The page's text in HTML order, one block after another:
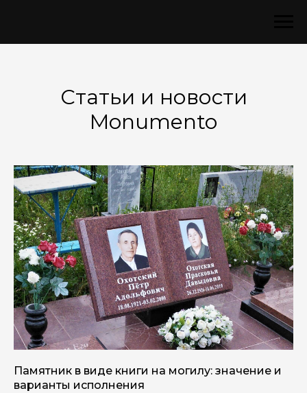
Статьи и новости
Monumento
Памятник в виде книги на могилу: значение и
варианты исполнения